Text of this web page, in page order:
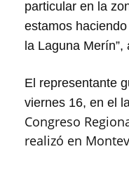
particular en la
estamos
la Laguna Merín”,
El representante
viernes 16, en el
Congreso
realizó en